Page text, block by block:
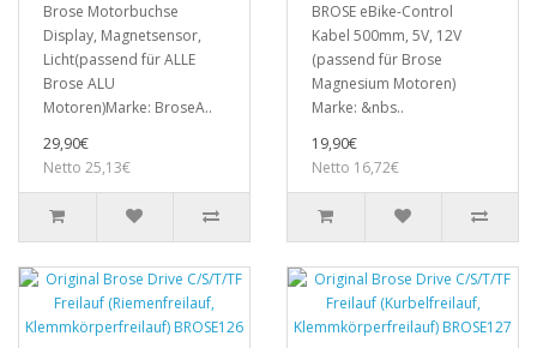
Brose Motorbuchse
Display, Magnetsensor,
Licht(passend für ALLE
Brose ALU
Motoren)Marke: BroseA..
29,90€
Netto 25,13€
BROSE eBike-Control
Kabel 500mm, 5V, 12V
(passend für Brose
Magnesium Motoren)
Marke: &nbs..
19,90€
Netto 16,72€